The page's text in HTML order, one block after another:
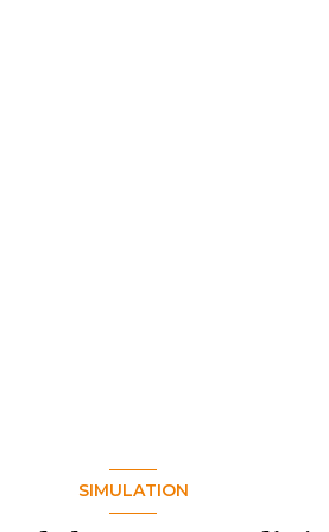
SIMULATION